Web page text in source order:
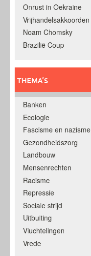
Onrust in Oekraine
Vrijhandelsakkoorden
Noam Chomsky
Brazilië Coup
THEMA’S
Banken
Ecologie
Fascisme en nazisme
Gezondheidszorg
Landbouw
Mensenrechten
Racisme
Repressie
Sociale strijd
Uitbuiting
Vluchtelingen
Vrede